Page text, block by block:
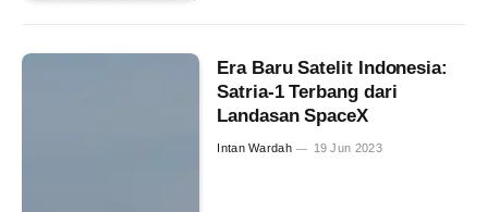
Era Baru Satelit Indonesia:
Satria-1 Terbang dari
Landasan SpaceX
Intan Wardah 19 Jun 2023